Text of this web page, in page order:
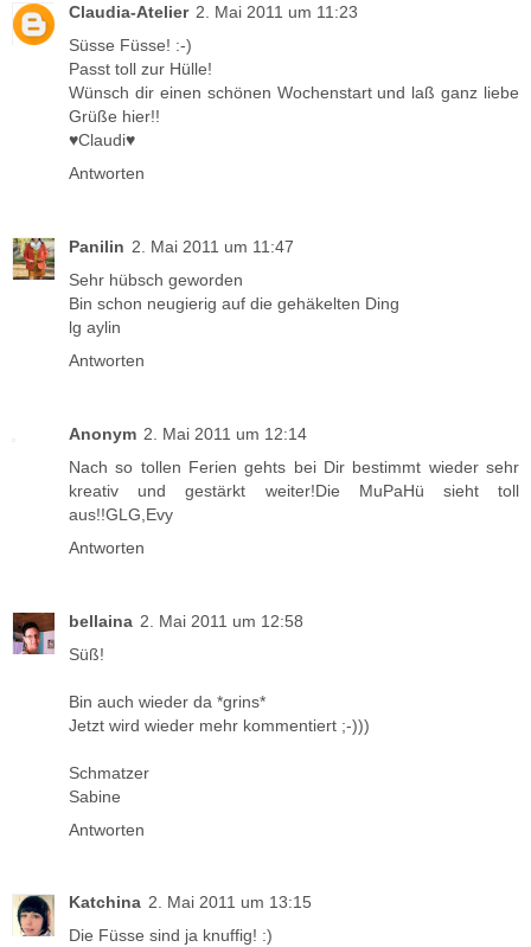
Claudia-Atelier 2. Mai 2011 um 11:23
Süsse Füsse! :-)
Passt toll zur Hülle!
Wünsch dir einen schönen Wochenstart und laß ganz liebe
Grüße hier!!
♥Claudi♥
Antworten
Panilin 2. Mai 2011 um 11:47
Sehr hübsch geworden
Bin schon neugierig auf die gehäkelten Ding
lg aylin
Antworten
Anonym 2. Mai 2011 um 12:14
Nach so tollen Ferien gehts bei Dir bestimmt wieder sehr
kreativ und gestärkt weiter!Die MuPaHü sieht toll
aus!!GLG,Evy
Antworten
bellaina 2. Mai 2011 um 12:58
Süß!
Bin auch wieder da *grins*
Jetzt wird wieder mehr kommentiert ;-)))
Schmatzer
Sabine
Antworten
Katchina 2. Mai 2011 um 13:15
Die Füsse sind ja knuffig! :)